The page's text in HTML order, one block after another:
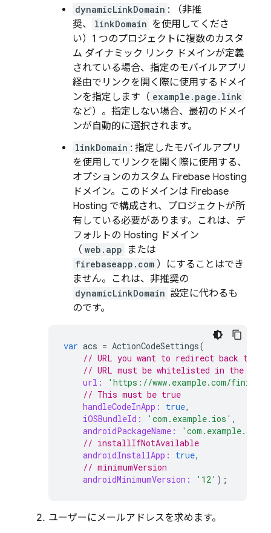
dynamicLinkDomain : （非推
奨、
linkDomain を使用してくださ
い）1 つのプロジェクトに複数のカスタ
ム ダイナミック リンク ドメインが定義
されている場合、指定のモバイルアプリ
経由でリンクを開く際に使用するドメイ
ンを指定します（ example.page.link
など）。指定しない場合、最初のドメイ
ンが自動的に選択されます。
linkDomain : 指定したモバイルアプリ
を使用してリンクを開く際に使用する、
オプションのカスタム Firebase Hosting
ドメイン。このドメインは Firebase
Hosting で構成され、プロジェクトが所
有している必要があります。これは、デ
フォルトの Hosting ドメイン
（ web.app または
firebaseapp.com ）にすることはでき
ません。これは、非推奨の
dynamicLinkDomain 設定に代わるも
のです。
var acs = ActionCodeSettings(
// URL you want to redirect back to.
// URL must be whitelisted in the
url:
'https://www.example.com/
// This must be true
handleCodeInApp:
true,
iOSBundleId:
'com.example.ios' ,
androidPackageName:
// installIfNotAvailable
androidInstallApp:
true,
// minimumVersion
androidMinimumVersion:
'12' );
ユーザーにメールアドレスを求めます。